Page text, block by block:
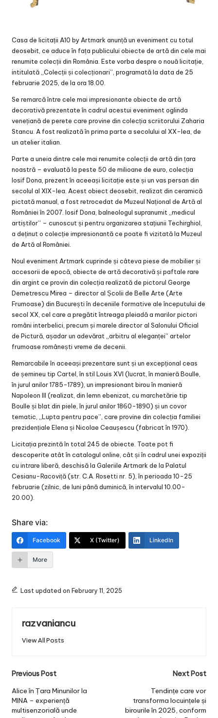
Casa de licitații A10 by Artmark anunță un eveniment cu totul
deosebit, ce aduce în fața publicului obiecte de artă din cele mai
renumite colecții din România. Este vorba despre o nouă licitație,
intitulată „Colecții și colecționari”, programată la data de 25
februarie 2025, de la ora 18.00.
Se remarcă între cele mai impresionante obiecte de artă
decorativă prezentate în cadrul acestui eveniment oglinda
venețiană de perete care provine din colecția scriitorului Zaharia
Stancu. A fost realizată în prima parte a secolului al XX-lea, de
un atelier italian.
Parte a uneia dintre cele mai renumite colecții de artă din țara
noastră – evaluată la peste 50 de milioane de euro, colecția
Iosif Dona, prezent în aceeași licitație este și un vas persan din
secolul al XIX-lea. Acest obiect deosebit, realizat din ceramică
pictată manual, a fost retrocedat de Muzeul Național de Artă al
României în 2007. Iosif Dona, balneologul supranumit „medicul
artiștilor” – cunoscut și pentru organizarea stațiunii Techirghiol,
a deținut o colecție impresionantă ce poate fi vizitată la Muzeul
de Artă al României.
Noul eveniment Artmark cuprinde și câteva piese de mobilier și
accesorii de epocă, obiecte de artă decorativă și paftale rare
din argint ce provin din colecția realizată de pictorul George
Demetrescu Mirea – director al Școlii de Belle Arte (Arte
Frumoase) din București în deceniile formative ale începutului de
secol XX, cel care a pregătit întreaga pleiadă a marilor pictori
români interbelici, precum și marele director al Salonului Oficial
de Pictură, așadar un adevărat „arbitru al eleganței” artelor
frumoase românești vreme de decenii.
Remarcabile în aceeași prezentare sunt și un excepțional ceas
de șemineu tip Cartel, în stil Louis XVI (lucrat, în manieră Boulle,
în jurul anilor 1785-1789), un impresionant birou în manieră
Napoleon III (realizat, din lemn ebenizat, cu marchetărie tip
Boulle și blat din piele, în jurul anilor 1860-1890) și un covor
tematic, „Lupta pentru pace”, care provine din colecția familiei
prezidențiale Elena și Nicolae Ceaușescu (fabricat în 1970).
Licitația prezintă în total 245 de obiecte. Toate pot fi
descoperite atât în catalogul online, cât și în cadrul unei expoziții
cu intrare liberă, deschisă la Galeriile Artmark de la Palatul
Cesianu-Racoviță (str. C.A. Rosetti nr. 5), în perioada 10-25
februarie (zilnic, de luni până duminică, în intervalul 10.00-
20.00).
Share via:
Facebook X (Twitter) LinkedIn
More
Last updated on February 11, 2025
razvaniancu
View All Posts
Post
navigation
Previous Post
Alice în Țara Minunilor la
MINA – experiență
multisenzorială unde
Next Post
Tendințe care vor
transforma locuințele și
birourile în 2025, conform